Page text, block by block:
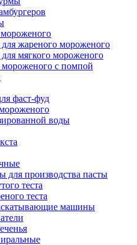
жареного мороженого
мягкого мороженого
с помпой
фаст-фуд
воды
производства пасты
теста
теста
машины